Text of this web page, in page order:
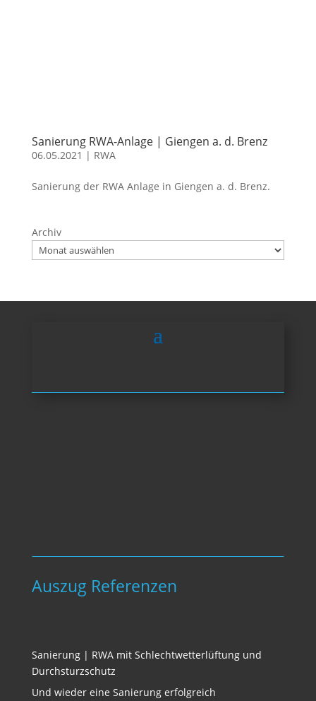
Sanierung RWA-Anlage | Giengen a. d. Brenz
06.05.2021 | RWA
Sanierung der RWA Anlage in Giengen a. d. Brenz.
Archiv
Auszug Referenzen
Sanierung | RWA mit Schlechtwetterlüftung und
Durchsturzschutz
Und wieder eine Sanierung erfolgreich